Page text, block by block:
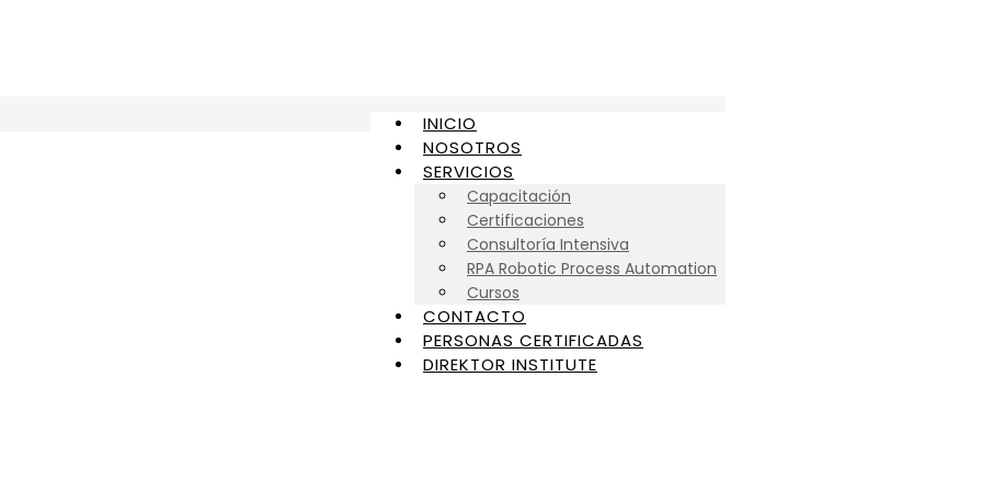
INICIO
NOSOTROS
SERVICIOS
Capacitación
Certificaciones
Consultoría Intensiva
RPA Robotic Process Automation
Cursos
CONTACTO
PERSONAS CERTIFICADAS
DIREKTOR INSTITUTE